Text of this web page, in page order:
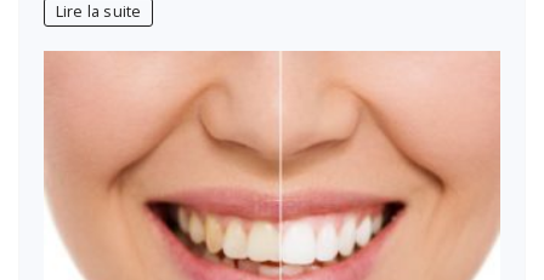
Lire la suite